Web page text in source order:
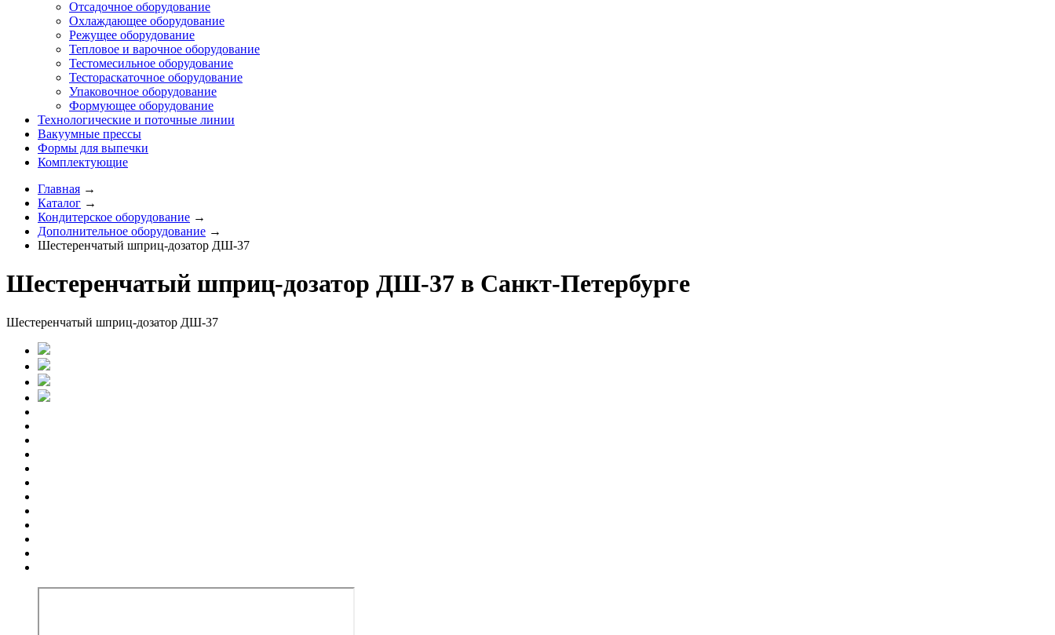
Отсадочное оборудование
Охлаждающее оборудование
Режущее оборудование
Тепловое и варочное оборудование
Тестомесильное оборудование
Тестораскаточное оборудование
Упаковочное оборудование
Формующее оборудование
Технологические и поточные линии
Вакуумные прессы
Формы для выпечки
Комплектующие
Главная →
Каталог →
Кондитерское оборудование →
Дополнительное оборудование →
Шестеренчатый шприц-дозатор ДШ-37
Шестеренчатый шприц-дозатор ДШ-37 в Санкт-Петербурге
Шестеренчатый шприц-дозатор ДШ-37